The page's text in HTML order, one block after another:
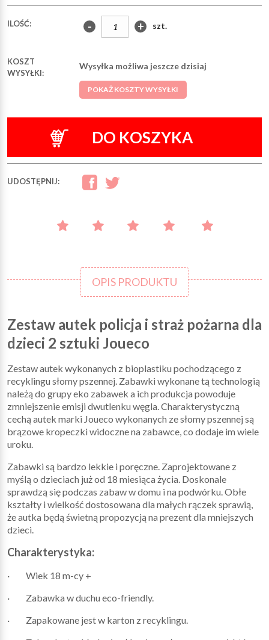
ILOŚĆ: - + szt.
KOSZT
WYSYŁKI:
Wysyłka możliwa jeszcze dzisiaj
POKAŻ KOSZTY WYSYŁKI
DO KOSZYKA
UDOSTĘPNIJ:
OPIS PRODUKTU
Zestaw autek policja i straż pożarna dla
dzieci 2 sztuki Joueco
Zestaw autek wykonanych z bioplastiku pochodzącego z
recyklingu słomy pszennej. Zabawki wykonane tą technologią
należą do grupy eko zabawek a ich produkcja powoduje
zmniejszenie emisji dwutlenku węgla. Charakterystyczną
cechą autek marki Joueco wykonanych ze słomy pszennej są
brązowe kropeczki widoczne na zabawce, co dodaje im wiele
uroku.
Zabawki są bardzo lekkie i poręczne. Zaprojektowane z
myślą o dzieciach już od 18 miesiąca życia. Doskonale
sprawdzą się podczas zabaw w domu i na podwórku. Obłe
kształty i wielkość dostosowana dla małych rączek sprawią,
że autka będą świetną propozycją na prezent dla mniejszych
dzieci.
Charakterystyka:
· Wiek 18 m-cy +
· Zabawka w duchu eco-friendly.
· Zapakowane jest w karton z recyklingu.